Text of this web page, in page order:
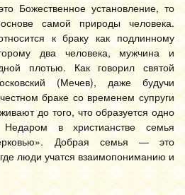
Божественное установление, то
самой природы человека.
к браку как подлинному
два человека, мужчина и
плотью. Как говорил святой
(Мечев), даже будучи
браке со временем супруги
до того, что образуется одно
в христианстве семья
Добрая семья — это
люди учатся взаимопониманию и